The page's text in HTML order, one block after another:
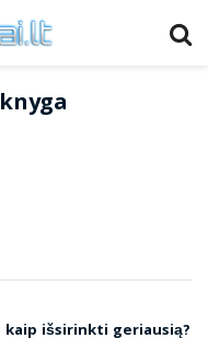
išsirinkti geriausią?